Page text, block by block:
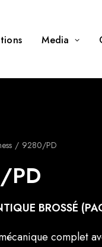
Media
9280/PD
PD
BROSSÉ
complet